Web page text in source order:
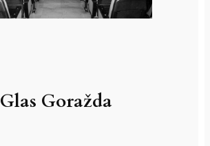
Glas Goražda